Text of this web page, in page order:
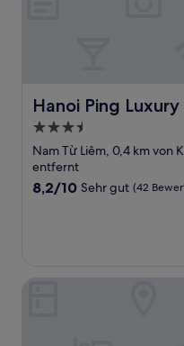
Hanoi Ping
Hanoi Ping Luxury
3.5-
Sterne-
Unterkunft
Nam Từ Liêm, 0,4 km von
entfernt
8.2
Bewertungen)
8,2/10 Sehr gut (42